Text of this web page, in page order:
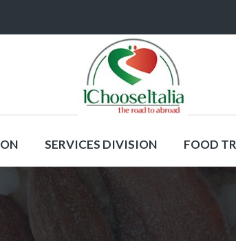
SERVICES DIVISION FOOD